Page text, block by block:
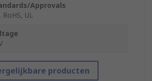
Approvals
RoHS, UL
producten